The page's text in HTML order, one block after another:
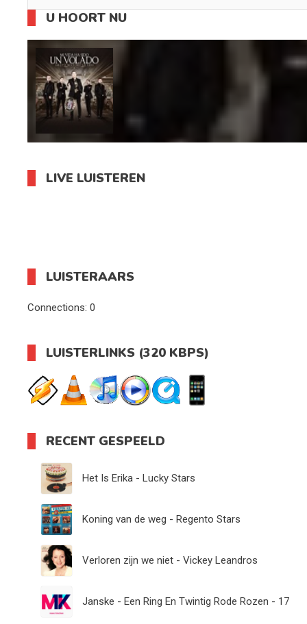
U HOORT NU
LIVE LUISTEREN
LUISTERAARS
Connections: 0
LUISTERLINKS (320 KBPS)
RECENT GESPEELD
Het Is Erika - Lucky Stars
Koning van de weg - Regento Stars
Verloren zijn we niet - Vickey Leandros
Janske - Een Ring En Twintig Rode Rozen - 17